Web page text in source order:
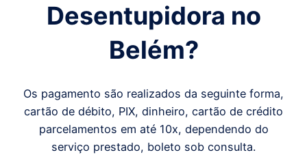
Desentupidora no
Belém?
Os pagamento são realizados da seguinte forma,
cartão de débito, PIX, dinheiro, cartão de crédito
parcelamentos em até 10x, dependendo do
serviço prestado, boleto sob consulta.